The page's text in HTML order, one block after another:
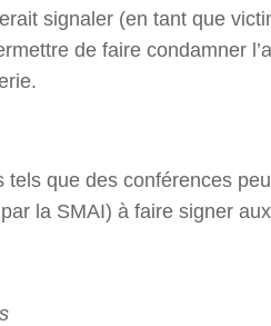
signaler (en tant que
de faire condamner
tels que des conférences
la SMAI) à faire signer